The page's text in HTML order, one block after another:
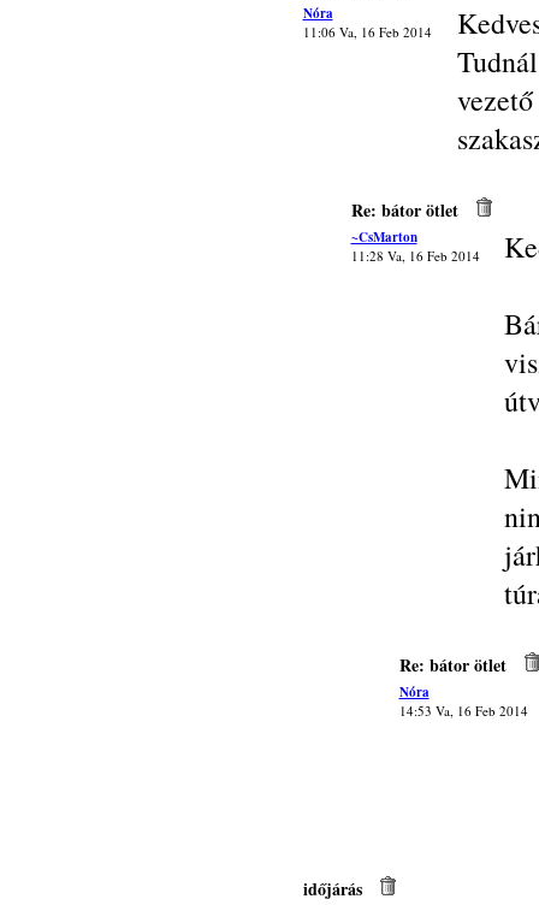
Nóra
11:06 Va, 16 Feb 2014
Re: bátor ötlet
~CsMarton
11:28 Va, 16 Feb 2014
Re: bátor ötlet
Nóra
14:53 Va, 16 Feb 2014
időjárás